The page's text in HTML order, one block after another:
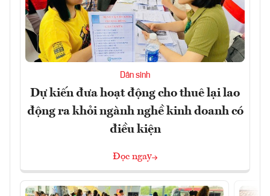
Dân sinh
Dự kiến đưa hoạt động cho thuê lại lao
động ra khỏi ngành nghề kinh doanh có
điều kiện
Đọc ngay